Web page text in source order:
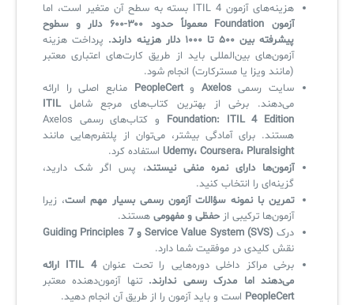
هزینه‌های آزمون ITIL 4 بسته به سطح آن متغیر است، اما
آزمون Foundation معمولاً حدود ۳۰۰-۶۰۰ دلار و سطوح
پیشرفته بین ۵۰۰ تا ۱۰۰۰ دلار هزینه دارند.
پرداخت هزینه
آزمون‌های بین‌المللی باید از طریق کارت‌های اعتباری معتبر
(مانند ویزا یا مسترکارت) انجام شود.
سایت رسمیAxelos وPeopleCert منابع اصلی را ارائه
می‌دهند. برخی از بهترین کتاب‌های مرجع شاملITIL
Foundation: ITIL 4 Edition
و کتاب‌های رسمی Axelos
هستند. برای آمادگی بیشتر، می‌توان از پلتفرم‌هایی مانند
Udemy، Coursera، Pluralsight استفاده کرد.
آزمون‌ها دارای نمره منفی نیستند، پس اگر شک دارید،
گزینه‌ای را انتخاب کنید.
تمرین با نمونه سؤالات آزمون رسمی بسیار مهم است، زیرا
آزمون‌ها ترکیبی از حفظی و مفهومی هستند.
درک Service Value System (SVS) و 7 Guiding Principles
نقش کلیدی در موفقیت شما دارد.
برخی مراکز داخلی دوره‌هایی را تحت عنوان
ITIL 4 ارائه
می‌دهند اما مدرک رسمی ندارند. تنها آزمون‌دهنده معتبر
PeopleCert است و باید آزمون را از طریق آن انجام دهید.